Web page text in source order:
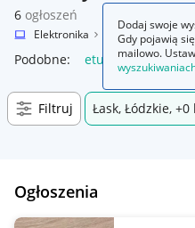
6 ogłoszeń
Elektronika Telefony i
Podobne: etui i pokrowce
Filtruj Łask, Łódzkie, +0
Ogłoszenia
Dodaj swoje
Gdy pojawią
mailowo.